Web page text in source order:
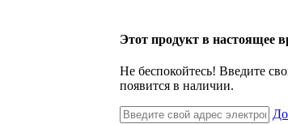
Этот продукт в настоящее
Не беспокойтесь! Введите
появится в наличии.